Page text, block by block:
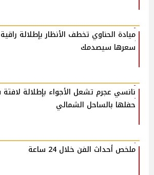
ميادة الحناوي تخطف الأنظار بإطلالة
سعرها سيصدمك
نانسي عجرم تشعل الأجواء بإطلالة
حفلها بالساحل الشمالي
ملخص أحداث الفن خلال 24 ساعة